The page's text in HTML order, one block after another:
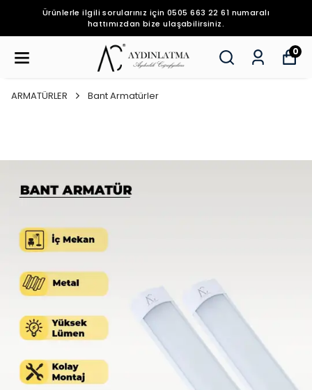
Ürünlerle ilgili sorularınız için 0505 663 22 61 numaralı
hattımızdan bize ulaşabilirsiniz.
0
ARMATÜRLER Bant Armatürler